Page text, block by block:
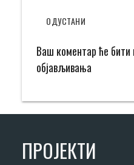
ОДУСТАНИ
Ваш коментар ће бити
објављивања
ПРОЈЕКТИ